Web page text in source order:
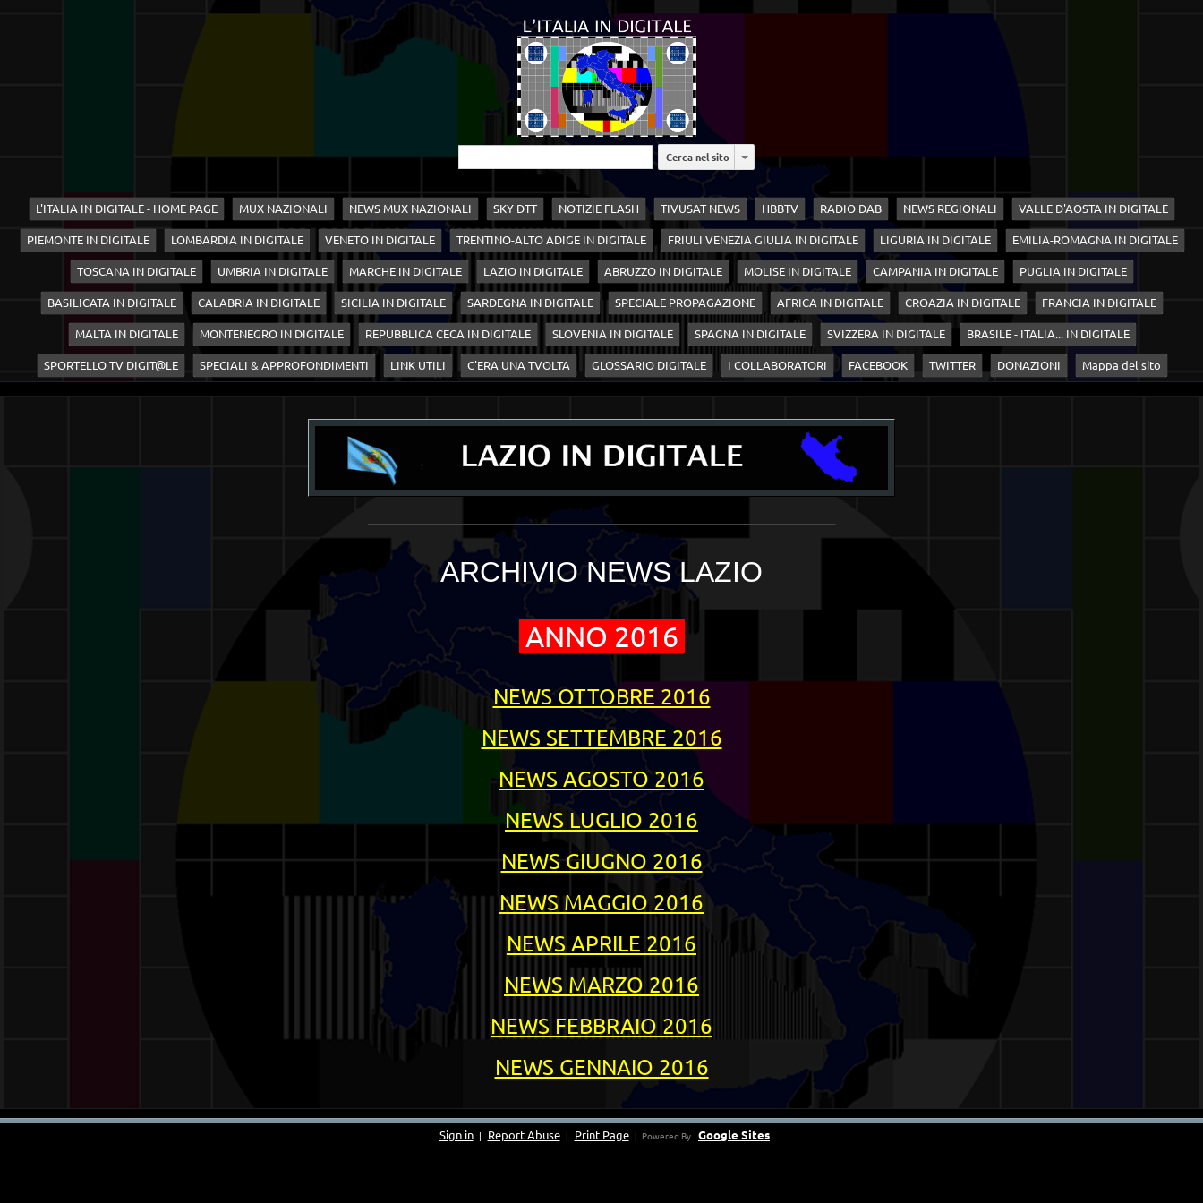
Cerca nel sito
L'ITALIA IN DIGITALE - HOME PAGE MUX NAZIONALI NEWS MUX NAZIONALI SKY DTT NOTIZIE FLASH TIVUSAT NEWS HBBTV RADIO DAB NEWS REGIONALI VALLE D'AOSTA IN DIGITALE
PIEMONTE IN DIGITALE LOMBARDIA IN DIGITALE VENETO IN DIGITALE TRENTINO-ALTO ADIGE IN DIGITALE FRIULI VENEZIA GIULIA IN DIGITALE LIGURIA IN DIGITALE EMILIA-ROMAGNA IN DIGITALE
TOSCANA IN DIGITALE UMBRIA IN DIGITALE MARCHE IN DIGITALE LAZIO IN DIGITALE ABRUZZO IN DIGITALE MOLISE IN DIGITALE CAMPANIA IN DIGITALE PUGLIA IN DIGITALE
BASILICATA IN DIGITALE CALABRIA IN DIGITALE SICILIA IN DIGITALE SARDEGNA IN DIGITALE SPECIALE PROPAGAZIONE AFRICA IN DIGITALE CROAZIA IN DIGITALE FRANCIA IN DIGITALE
MALTA IN DIGITALE MONTENEGRO IN DIGITALE REPUBBLICA CECA IN DIGITALE SLOVENIA IN DIGITALE SPAGNA IN DIGITALE SVIZZERA IN DIGITALE BRASILE - ITALIA... IN DIGITALE
SPORTELLO TV DIGIT@LE SPECIALI & APPROFONDIMENTI LINK UTILI C'ERA UNA TVOLTA GLOSSARIO DIGITALE I COLLABORATORI FACEBOOK TWITTER DONAZIONI Mappa del sito
_______________________________________________________________________________________
ARCHIVIO NEWS LAZIO
ANNO 2016
NEWS OTTOBRE 2016
NEWS SETTEMBRE 2016
NEWS AGOSTO 2016
NEWS LUGLIO 2016
NEWS GIUGNO 2016
NEWS MAGGIO 2016
NEWS APRILE 2016
NEWS MARZO 2016
NEWS FEBBRAIO 2016
NEWS GENNAIO 2016
Sign in | Report Abuse | Print Page | Powered By Google Sites